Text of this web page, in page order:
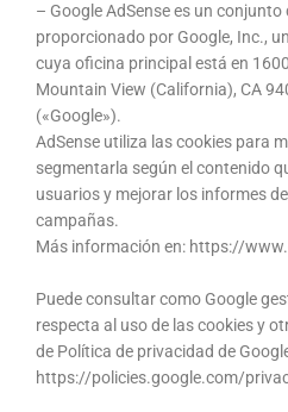
– Google AdSense es un
proporcionado por Google, Inc.,
cuya oficina principal está en
Mountain View (California), CA
(«Google»).
AdSense utiliza las cookies para
segmentarla según el contenido
usuarios y mejorar los informes
campañas.
Más información en: https://
Puede consultar como Google
respecta al uso de las cookies y
de Política de privacidad de
https://policies.google.com/